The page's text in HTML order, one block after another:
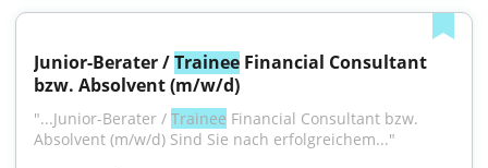
Junior-Berater / Trainee Financial Consultant
bzw. Absolvent (m/w/d)
"...Junior-Berater / Trainee Financial Consultant bzw.
Absolvent (m/w/d) Sind Sie nach erfolgreichem..."